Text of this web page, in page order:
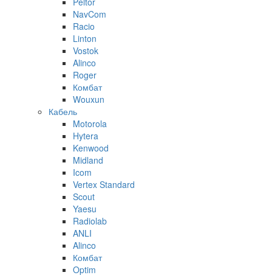
NavCom
Racio
Linton
Vostok
Alinco
Roger
Комбат
Wouxun
Кабель
Motorola
Hytera
Kenwood
Midland
Icom
Vertex Standard
Scout
Yaesu
Radiolab
ANLI
Alinco
Комбат
Optim